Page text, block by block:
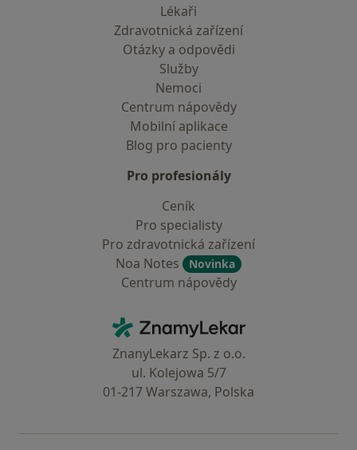
Lékaři
Zdravotnická zařízení
Otázky a odpovědi
Služby
Nemoci
Centrum nápovědy
Mobilní aplikace
Blog pro pacienty
Pro profesionály
Ceník
Pro specialisty
Pro zdravotnická zařízení
Noa Notes
Novinka
Centrum nápovědy
ZnamyLekar - Hlavní stránka
ZnanyLekarz Sp. z o.o.
ul. Kolejowa 5/7
01-217 Warszawa, Polska